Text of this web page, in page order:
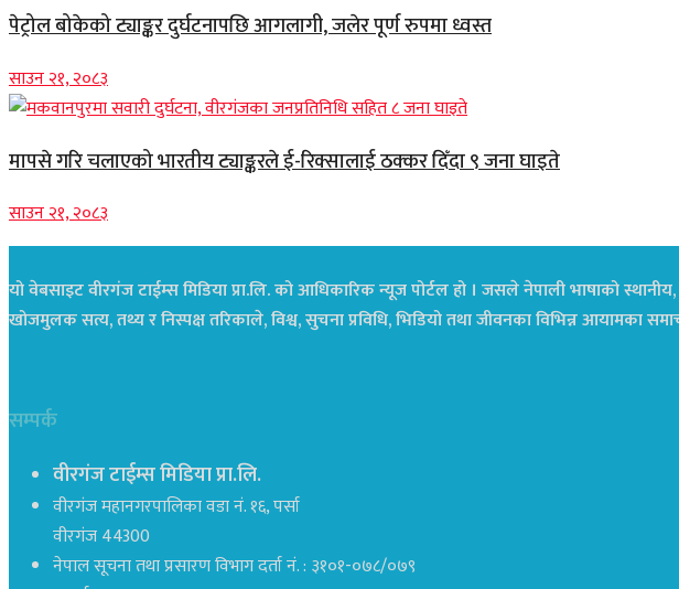
पेट्रोल बोकेको ट्याङ्कर दुर्घटनापछि आगलागी, जलेर पूर्ण रुपमा ध्वस्त
साउन २१, २०८३
मापसे गरि चलाएको भारतीय ट्याङ्करले ई-रिक्सालाई ठक्कर दिँदा ९ जना घाइते
साउन २१, २०८३
यो वेबसाइट वीरगंज टाईम्स मिडिया प्रा.लि. को आधिकारिक न्यूज पोर्टल हो । जसले नेपाली भाषाको
खोजमुलक सत्य, तथ्य र निस्पक्ष तरिकाले, विश्व, सुचना प्रविधि, भिडियो तथा जीवनका विभिन्न आयामका
सम्पर्क
वीरगंज टाईम्स मिडिया प्रा.लि.
वीरगंज महानगरपालिका वडा नं. १६, पर्सा
वीरगंज 44300
नेपाल सूचना तथा प्रसारण विभाग दर्ता नं. : ३१०१-०७८/०७९